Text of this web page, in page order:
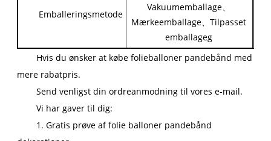
Emballeringsmetode
Vakuumemballage、
Mærkeemballage、Tilpasset
emballageg
Hvis du ønsker at købe folieballoner pandebånd med
mere rabatpris.
Send venligst din ordreanmodning til vores e-mail.
Vi har gaver til dig:
1. Gratis prøve af folie balloner pandebånd